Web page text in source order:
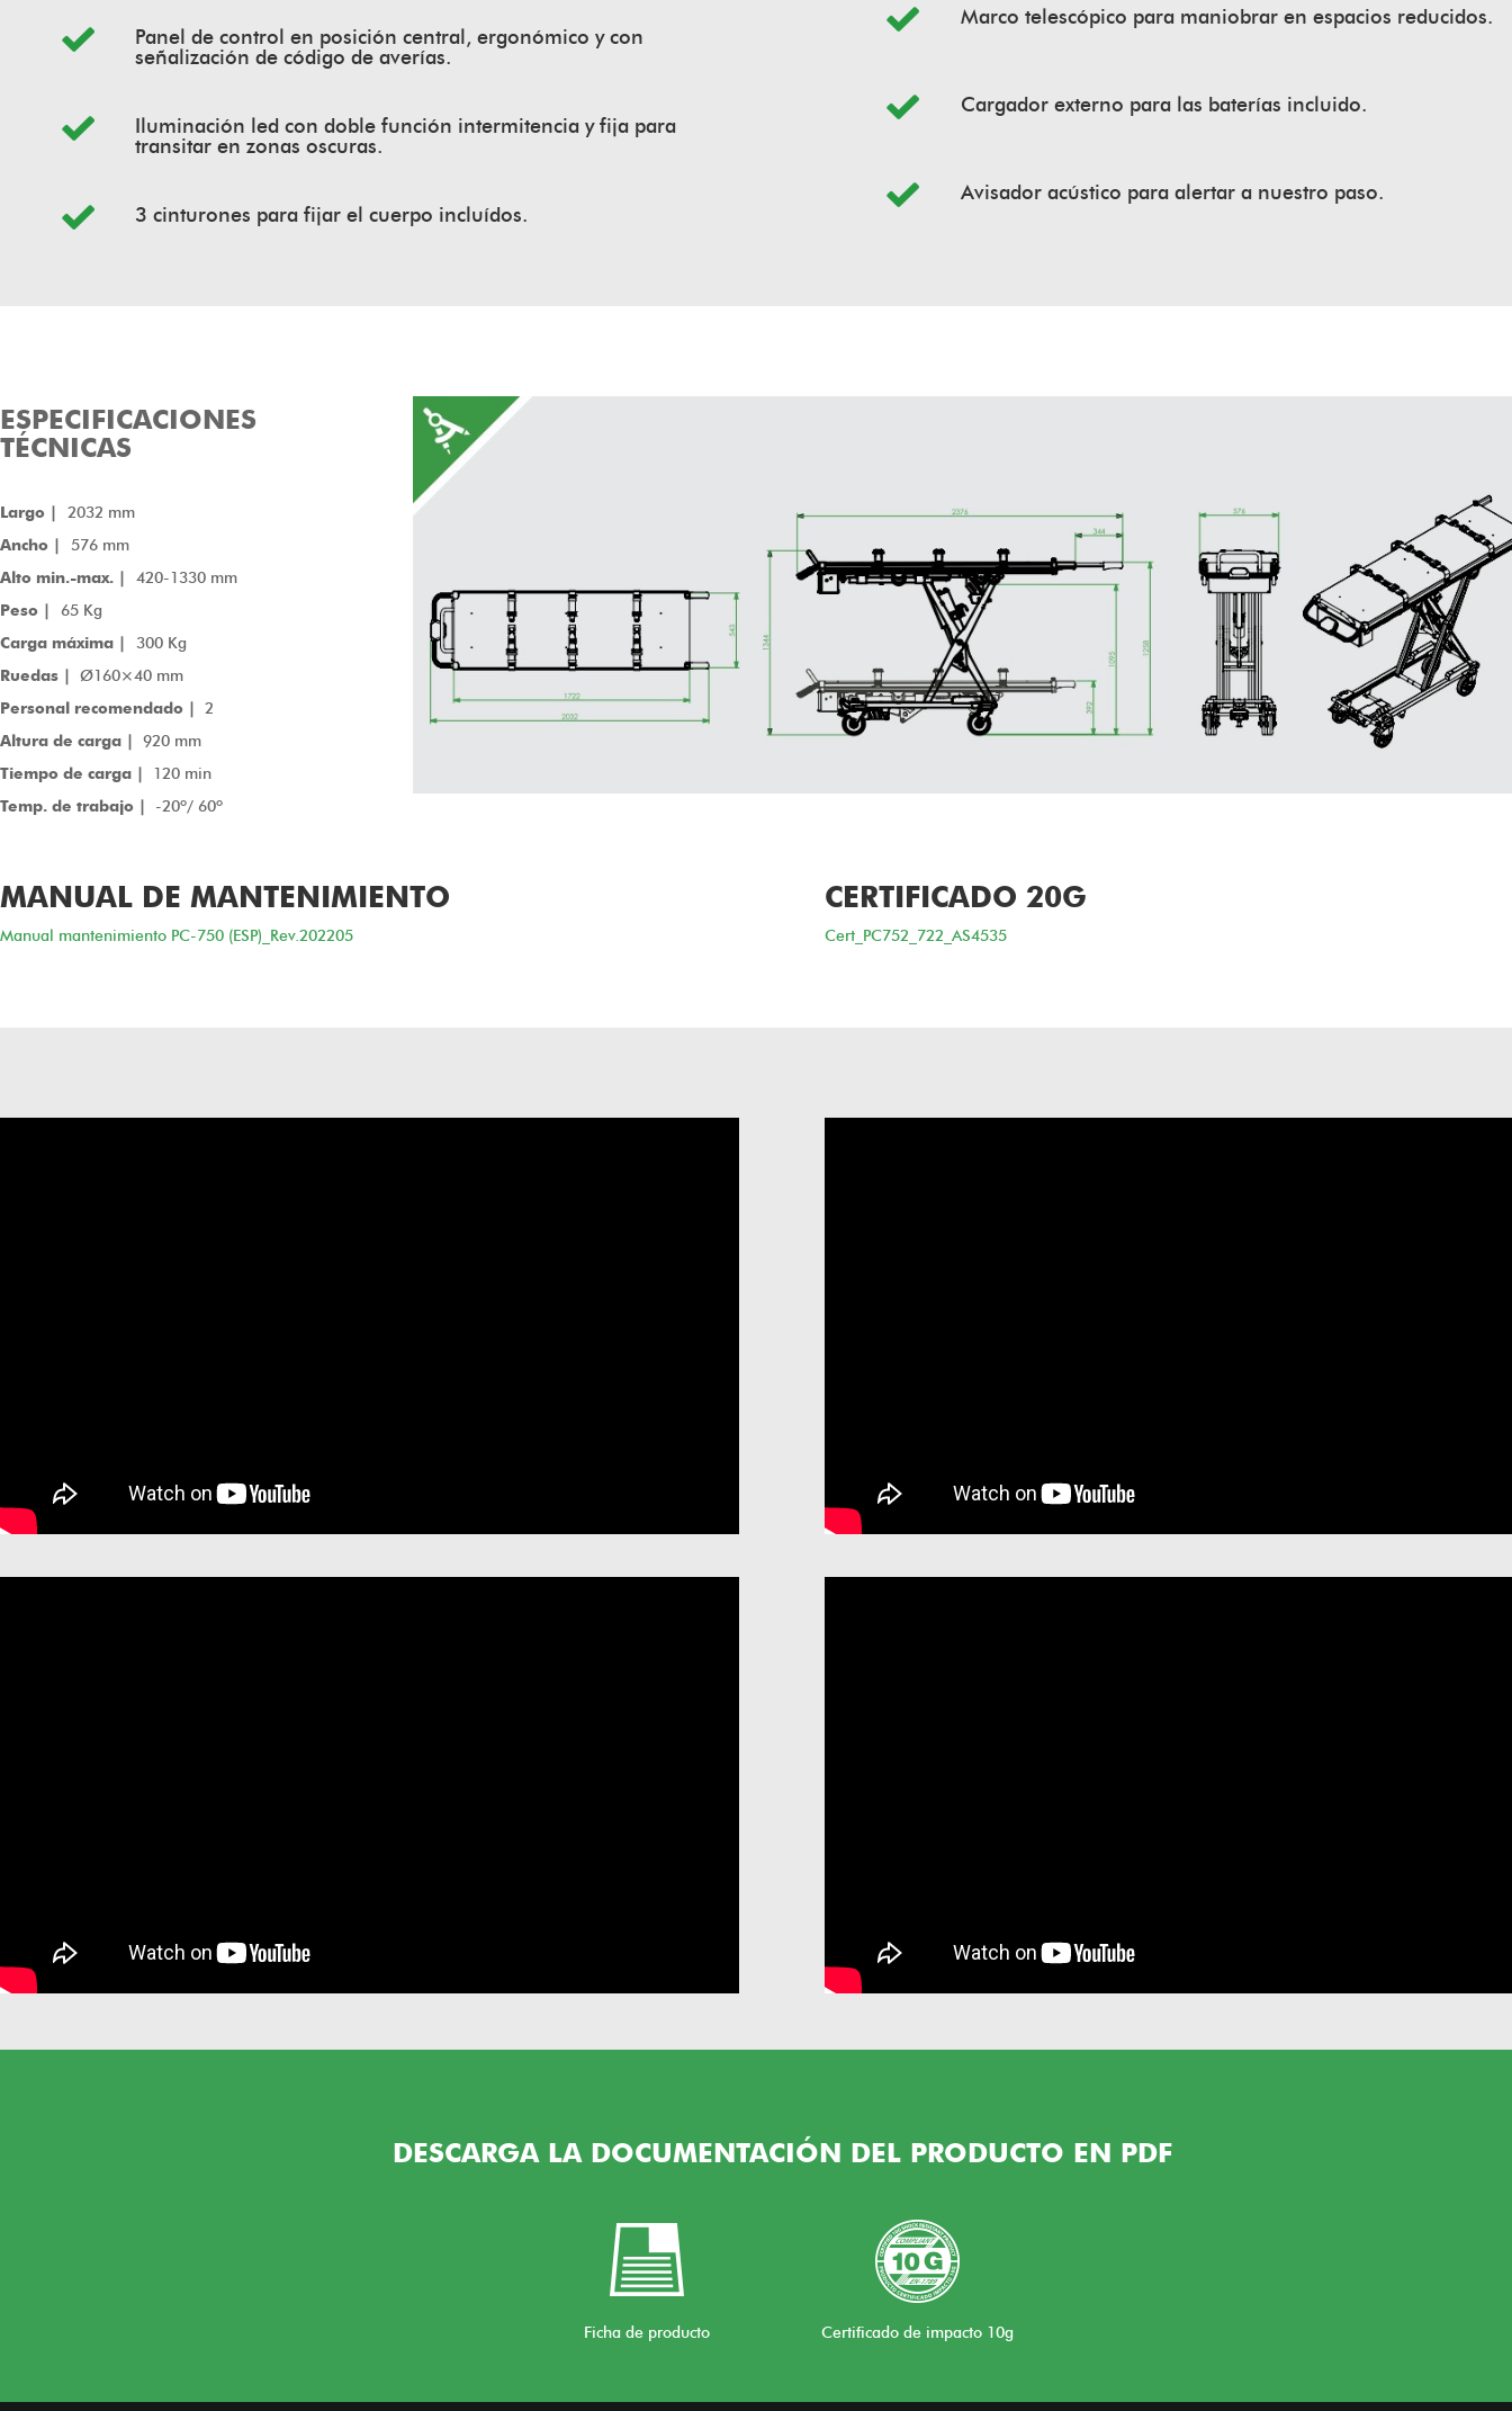
Panel de control en posición central, ergonómico y con
señalización de código de averías.
Iluminación led con doble función intermitencia y fija para
transitar en zonas oscuras.
3 cinturones para fijar el cuerpo incluídos.
Marco telescópico para maniobrar en espacios reducidos.
Cargador externo para las baterías incluido.
Avisador acústico para alertar a nuestro paso.
ESPECIFICACIONES
TÉCNICAS
Largo | 2032 mm
Ancho | 576 mm
Alto min.-max. | 420-1330 mm
Peso | 65 Kg
Carga máxima | 300 Kg
Ruedas |
Ø160×40 mm
Personal recomendado |
2
Altura de carga |
920 mm
Tiempo de carga |
120 min
Temp. de trabajo |
-20º/ 60º
MANUAL DE MANTENIMIENTO
Manual mantenimiento PC-750 (ESP)_Rev.202205
CERTIFICADO 20G
Cert_PC752_722_AS4535
DESCARGA LA DOCUMENTACIÓN DEL PRODUCTO EN PDF
Ficha de producto Certificado de impacto 10g